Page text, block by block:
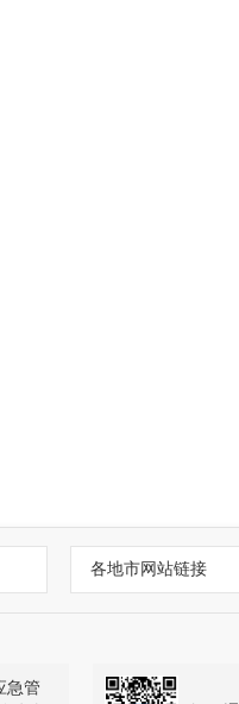
各地市网站链接
急管